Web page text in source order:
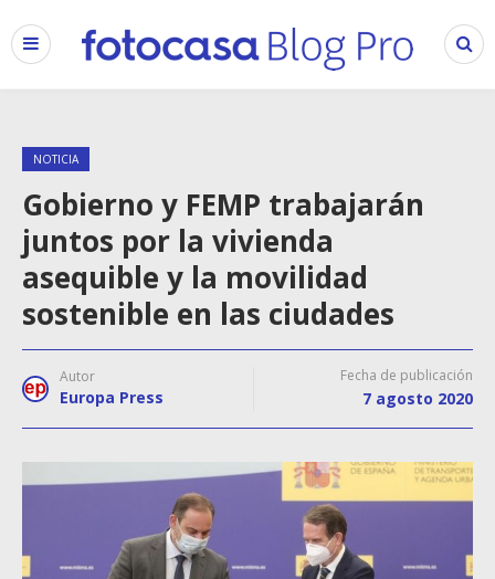
NOTICIA
Gobierno y FEMP trabajarán
juntos por la vivienda
asequible y la movilidad
sostenible en las ciudades
Autor
Europa Press
Fecha de publicación
7 agosto 2020